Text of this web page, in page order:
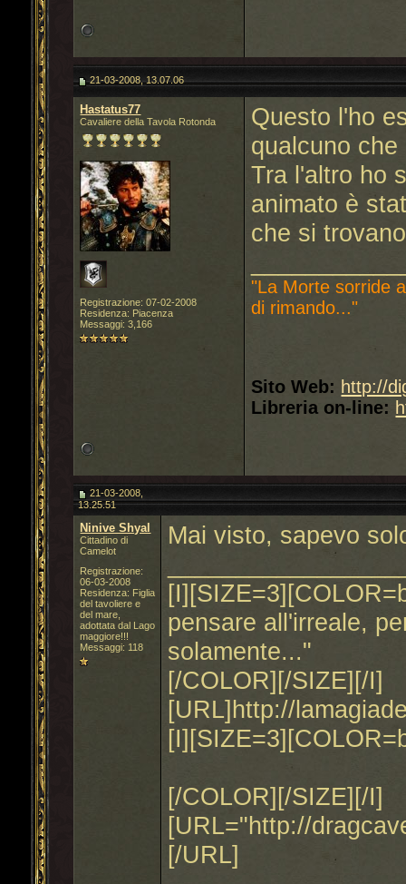
21-03-2008, 13.07.06
Hastatus77
Cavaliere della Tavola Rotonda
Registrazione: 07-02-2008
Residenza: Piacenza
Messaggi: 3,166
Questo l'ho
qualcuno
Tra l'altro ho
animato è
che si
"La Morte sorride
di rimando..."
Sito Web: http://
Libreria on-line:
21-03-2008,
13.25.51
Ninive Shyal
Cittadino di
Camelot
Registrazione:
06-03-2008
Residenza: Figlia
del tavoliere e
del mare,
adottata dal Lago
maggiore!!!
Messaggi: 118
Mai visto, sapevo
pensare all'irreale,
solamente..."
[/COLOR][/SIZE][/I]
[URL]http://
[/COLOR][/SIZE][/I]
[URL="http://
[/URL]